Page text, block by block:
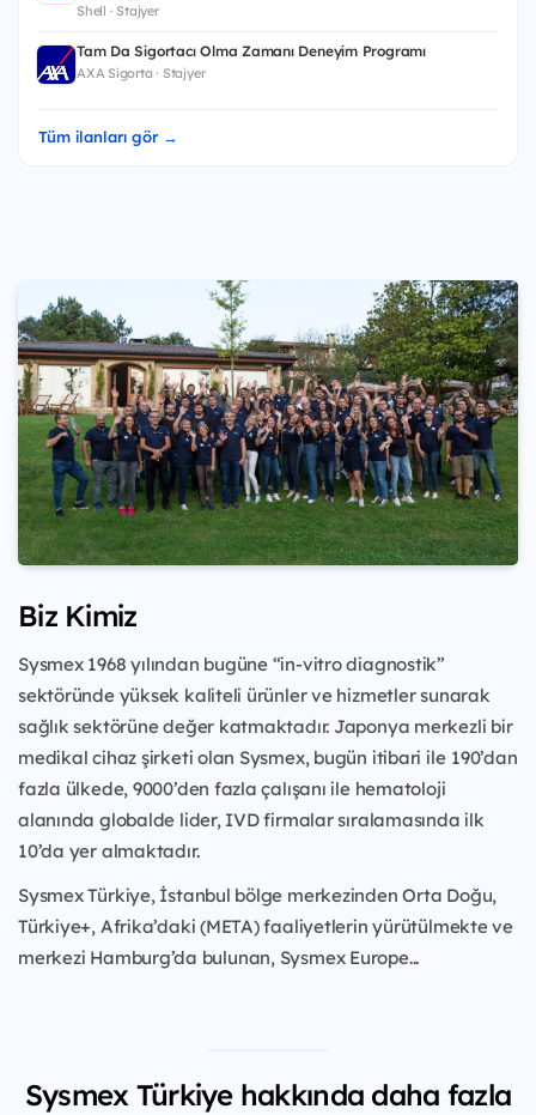
Shell · Stajyer
Tam Da Sigortacı Olma Zamanı Deneyim Programı
AXA Sigorta · Stajyer
Tüm ilanları gör →
Biz Kimiz
Sysmex 1968 yılından bugüne “in-vitro diagnostik”
sektöründe yüksek kaliteli ürünler ve hizmetler sunarak
sağlık sektörüne değer katmaktadır. Japonya merkezli bir
medikal cihaz şirketi olan Sysmex, bugün itibari ile 190’dan
fazla ülkede, 9000’den fazla çalışanı ile hematoloji
alanında globalde lider, IVD firmalar sıralamasında ilk
10’da yer almaktadır.
Sysmex Türkiye, İstanbul bölge merkezinden Orta Doğu,
Türkiye+, Afrika’daki (META) faaliyetlerin yürütülmekte ve
merkezi Hamburg’da bulunan, Sysmex Europe...
Sysmex Türkiye hakkında daha fazla